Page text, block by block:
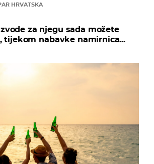
HRVATSKA
za njegu sada možete
tijekom nabavke namirnica...